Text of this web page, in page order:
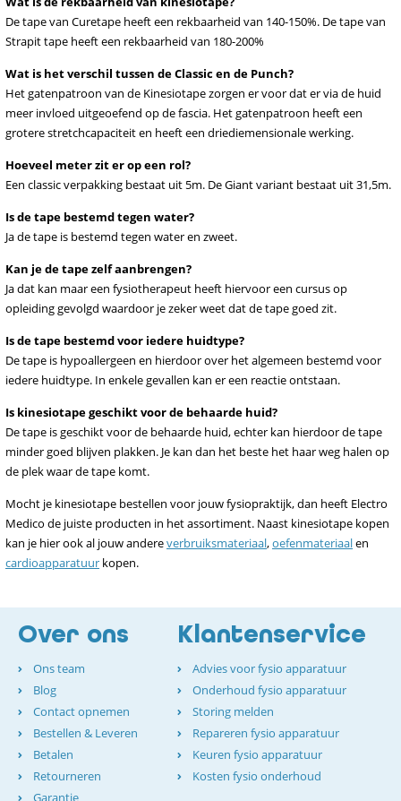
De tape van Curetape heeft een rekbaarheid van 140-150%. De tape van
Strapit tape heeft een rekbaarheid van 180-200%
Wat is het verschil tussen de Classic en de Punch?
Het gatenpatroon van de Kinesiotape zorgen er voor dat er via de huid
meer invloed uitgeoefend op de fascia. Het gatenpatroon heeft een
grotere stretchcapaciteit en heeft een driediemensionale werking.
Hoeveel meter zit er op een rol?
Een classic verpakking bestaat uit 5m. De Giant variant bestaat uit 31,5m.
Is de tape bestemd tegen water?
Ja de tape is bestemd tegen water en zweet.
Kan je de tape zelf aanbrengen?
Ja dat kan maar een fysiotherapeut heeft hiervoor een cursus op
opleiding gevolgd waardoor je zeker weet dat de tape goed zit.
Is de tape bestemd voor iedere huidtype?
De tape is hypoallergeen en hierdoor over het algemeen bestemd voor
iedere huidtype. In enkele gevallen kan er een reactie ontstaan.
Is kinesiotape geschikt voor de behaarde huid?
De tape is geschikt voor de behaarde huid, echter kan hierdoor de tape
minder goed blijven plakken. Je kan dan het beste het haar weg halen op
de plek waar de tape komt.
Mocht je kinesiotape bestellen voor jouw fysiopraktijk, dan heeft Electro
Medico de juiste producten in het assortiment. Naast kinesiotape kopen
kan je hier ook al jouw andereverbruiksmateriaal,oefenmateriaalen
cardioapparatuur kopen.
Over ons
Ons team
Blog
Contact opnemen
Bestellen & Leveren
Betalen
Retourneren
Garantie
Klantenservice
Advies voor fysio apparatuur
Onderhoud fysio apparatuur
Storing melden
Repareren fysio apparatuur
Keuren fysio apparatuur
Kosten fysio onderhoud